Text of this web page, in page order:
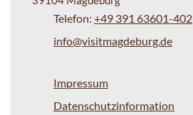
Telefon: +49 391 63601-402
info@visitmagdeburg.de
Impressum
Datenschutzinformation